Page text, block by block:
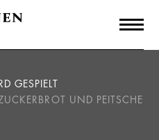
GESPIELT
UND PEITSCHE